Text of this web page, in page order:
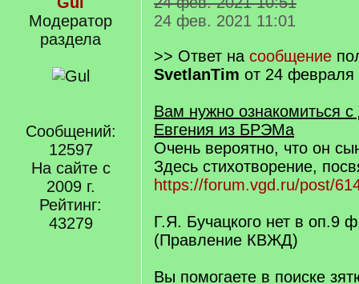
Модератор
раздела
Сообщений:
12597
На сайте с
2009 г.
Рейтинг:
43279
24 фев. 2021 11:01
>> Ответ на сообщение
SvetlanTim от 24 февраля
Вам нужно ознакомиться с
Евгения из БРЭМа
Очень вероятно, что он
Здесь стихотворение,
https://forum.vgd.ru/post/
Г.Я. Бучацкого нет в оп.9
(Правление КВЖД)
Вы помогаете в поиске